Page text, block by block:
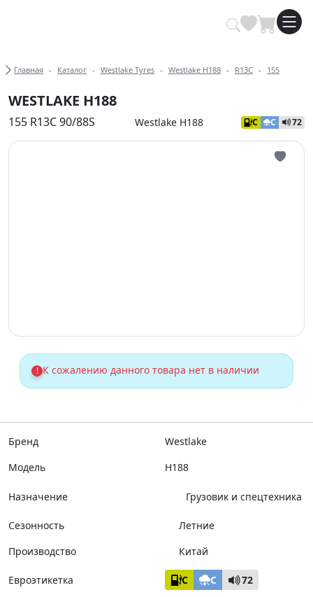
Купить автомобильные шины
Хлебные крошки
Главная Каталог Westlake Tyres Westlake H188 R13C 155
WESTLAKE H188
155 R13C 90/88S Westlake H188 C C 72
! К сожалению данного товара нет в наличии
Бренд
Westlake
Модель
H188
Назначение Грузовик и спецтехника
Сезонность
Летние
Производство
Китай
Евроэтикетка C C 72